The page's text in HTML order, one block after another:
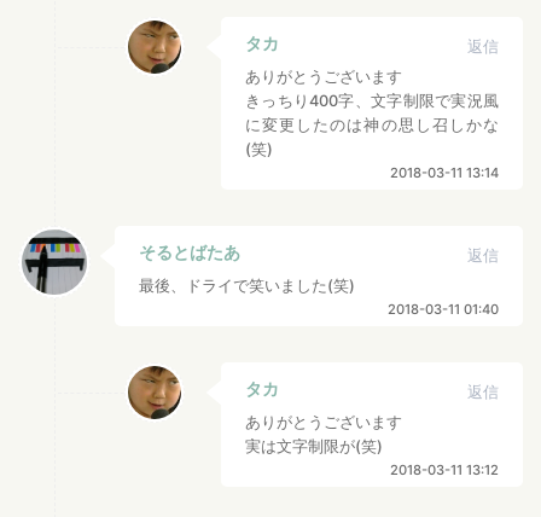
タカ
返信
ありがとうございます
きっちり400字、文字制限で実況風
に変更したのは神の思し召しかな
(笑)
2018-03-11 13:14
そるとばたあ
返信
最後、ドライで笑いました(笑)
2018-03-11 01:40
タカ
返信
ありがとうございます
実は文字制限が(笑)
2018-03-11 13:12